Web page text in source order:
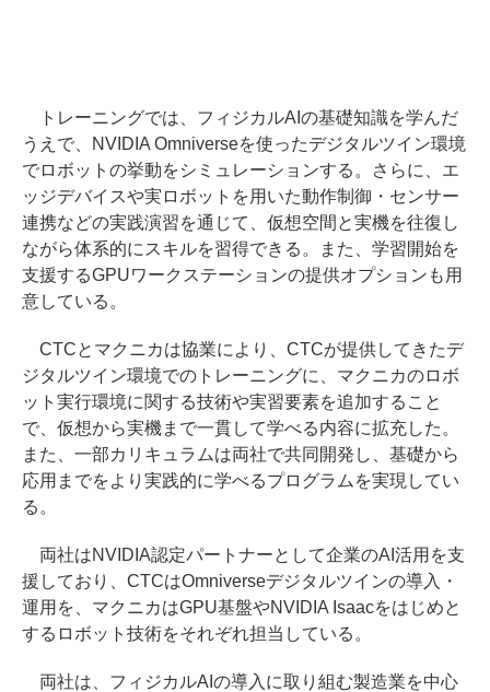
トレーニングでは、フィジカルAIの基礎知識を学んだ
うえで、NVIDIA Omniverseを使ったデジタルツイン環境
でロボットの挙動をシミュレーションする。さらに、エ
ッジデバイスや実ロボットを用いた動作制御・センサー
連携などの実践演習を通じて、仮想空間と実機を往復し
ながら体系的にスキルを習得できる。また、学習開始を
支援するGPUワークステーションの提供オプションも用
意している。
CTCとマクニカは協業により、CTCが提供してきたデ
ジタルツイン環境でのトレーニングに、マクニカのロボ
ット実行環境に関する技術や実習要素を追加すること
で、仮想から実機まで一貫して学べる内容に拡充した。
また、一部カリキュラムは両社で共同開発し、基礎から
応用までをより実践的に学べるプログラムを実現してい
る。
両社はNVIDIA認定パートナーとして企業のAI活用を支
援しており、CTCはOmniverseデジタルツインの導入・
運用を、マクニカはGPU基盤やNVIDIA Isaacをはじめと
するロボット技術をそれぞれ担当している。
両社は、フィジカルAIの導入に取り組む製造業を中心